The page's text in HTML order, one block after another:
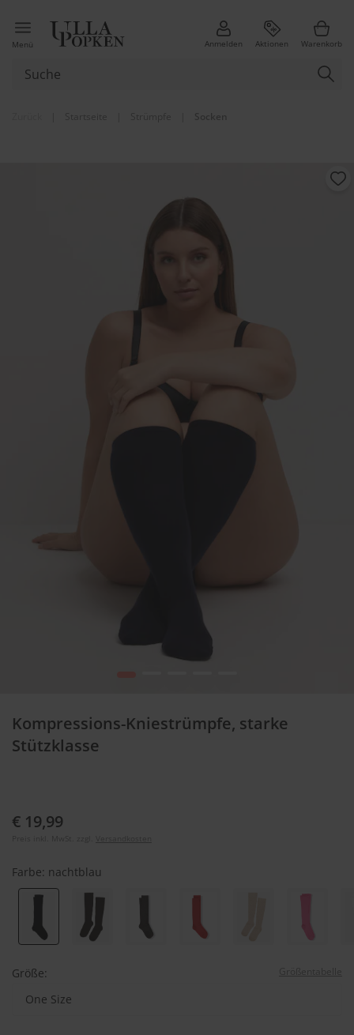
Menü Anmelden Aktionen Warenkorb
Kompressions-Kniestrümpfe, starke
Stützklasse
€ 19,99
Farbe: nachtblau
Größe:
One Size